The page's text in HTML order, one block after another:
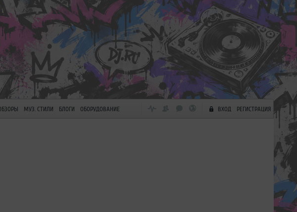
МУЗ. СТИЛИ БЛОГИ ОБОРУДОВАНИЕ ВХОД РЕГИСТРАЦИЯ